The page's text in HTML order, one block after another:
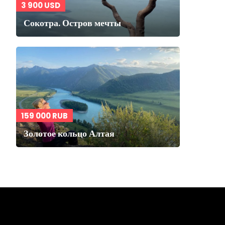
3 900 USD
Сокотра. Остров мечты
159 000 RUB
Золотое кольцо Алтая